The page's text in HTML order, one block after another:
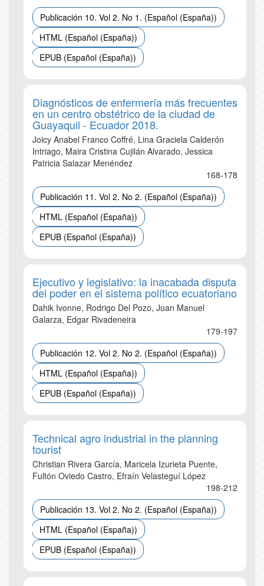
Publicación 10. Vol 2. No 1. (Español (España))
HTML (Español (España))
EPUB (Español (España))
Diagnósticos de enfermería más frecuentes
en un centro obstétrico de la ciudad de
Guayaquil - Ecuador 2018.
Joicy Anabel Franco Coffré, Lina Graciela Calderón
Intriago, Maira Cristina Cujilán Alvarado, Jessica
Patricia Salazar Menéndez
168-178
Publicación 11. Vol 2. No 2. (Español (España))
HTML (Español (España))
EPUB (Español (España))
Ejecutivo y legislativo: la inacabada disputa
del poder en el sistema político ecuatoriano
Dahik Ivonne, Rodrigo Del Pozo, Juan Manuel
Galarza, Edgar Rivadeneira
179-197
Publicación 12. Vol 2. No 2. (Español (España))
HTML (Español (España))
EPUB (Español (España))
Technical agro industrial in the planning
tourist
Christian Rivera García, Maricela Izurieta Puente,
Fultón Oviedo Castro, Efraín Velasteguí López
198-212
Publicación 13. Vol 2. No 2. (Español (España))
HTML (Español (España))
EPUB (Español (España))